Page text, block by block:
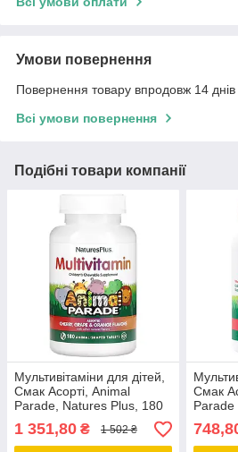
Умови повернення
Повернення товару впродовж 14
Всі умови повернення
Подібні товари компанії
Мультивітаміни для дітей,
Смак Асорті, Animal
Parade, Natures Plus, 180
жувальних таблеток
1 351,80 ₴ 1 502 ₴
Смак
Parade
60